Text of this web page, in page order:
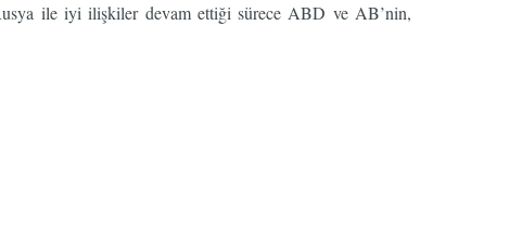
ile iyi ilişkiler devam ettiği sürece ABD ve AB’nin,